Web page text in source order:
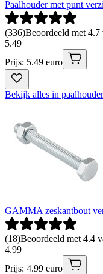
Paalhouder met punt
(336)Beoordeeld met
5.49
Prijs: 5.49 euro
Bekijk alles in
GAMMA zeskantbout
(18)Beoordeeld met 4.4
4.99
Prijs: 4.99 euro